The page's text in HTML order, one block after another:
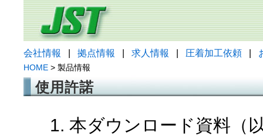
会社情報 拠点情報 求人情報 圧着加工依頼
HOME > 製品情報
使用許諾
1. 本ダウンロード資料（